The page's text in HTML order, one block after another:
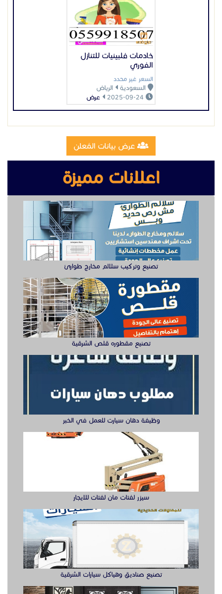
خادمات فلبينيات للتنازل
الفوري
السعر غير محدد
السعودية
الرياض
عرض
عرض بيانات المُعلن
اعلانات مميزة
تصنيع وتركيب سلالم مخارج طوارئ
تصنيع مقطوره قلص الشرقية
وظيفة دهان سيارت للعمل في الخبر
سيزر لفتات مان لفتات للايجار
تصنيع صناديق وهياكل سيارات الشرقية